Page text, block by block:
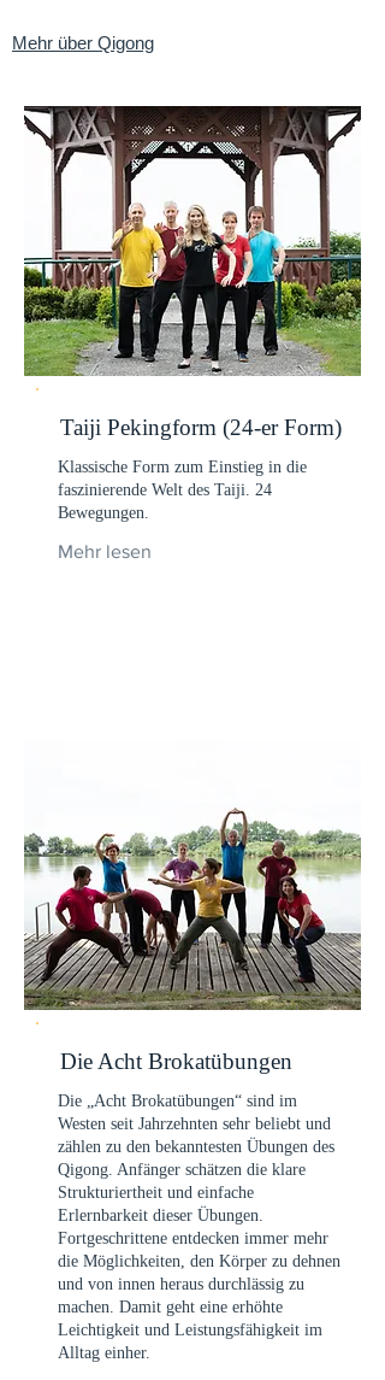
​​Mehr über Qigong
Taiji Pekingform (24-er Form)
Klassische Form zum Einstieg in die
faszinierende Welt des Taiji. 24
Bewegungen.
Mehr lesen
Die Acht Brokatübungen
Die „Acht Brokatübungen“ sind im
Westen seit Jahrzehnten sehr beliebt und
zählen zu den bekanntesten Übungen des
Qigong. Anfänger schätzen die klare
Strukturiertheit und einfache
Erlernbarkeit dieser Übungen.
Fortgeschrittene entdecken immer mehr
die Möglichkeiten, den Körper zu dehnen
und von innen heraus durchlässig zu
machen. Damit geht eine erhöhte
Leichtigkeit und Leistungsfähigkeit im
Alltag einher.